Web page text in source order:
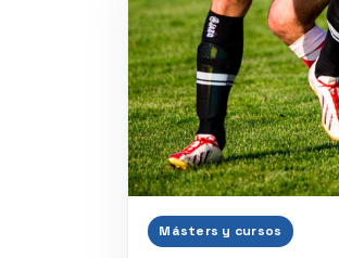
Másters y cursos